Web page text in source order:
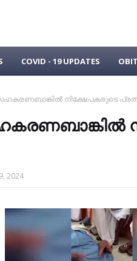
COVID - 19 UPDATES
നിക്ഷേപകരുടെ
2024